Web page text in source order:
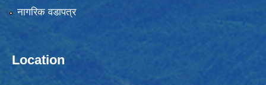
नागरिक वडापत्र
Location